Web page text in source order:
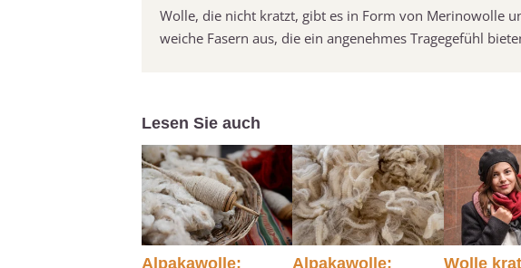
Wolle, die nicht kratzt, gibt es in Form von Merinowolle
weiche Fasern aus, die ein angenehmes Tragegefühl
Lesen Sie auch
Alpakawolle:
Alpakawolle:
Wolle